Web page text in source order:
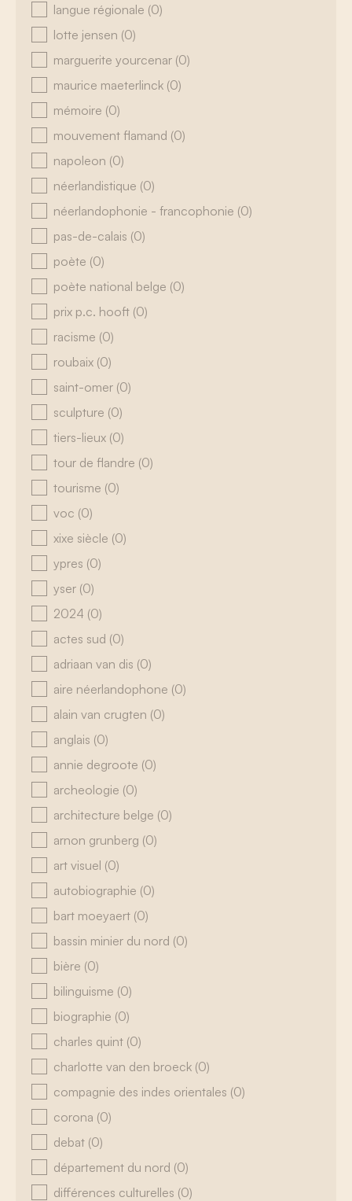
langue régionale (0)
lotte jensen (0)
marguerite yourcenar (0)
maurice maeterlinck (0)
mémoire (0)
mouvement flamand (0)
napoleon (0)
néerlandistique (0)
néerlandophonie - francophonie (0)
pas-de-calais (0)
poète (0)
poète national belge (0)
prix p.c. hooft (0)
racisme (0)
roubaix (0)
saint-omer (0)
sculpture (0)
tiers-lieux (0)
tour de flandre (0)
tourisme (0)
voc (0)
xixe siècle (0)
ypres (0)
yser (0)
2024 (0)
actes sud (0)
adriaan van dis (0)
aire néerlandophone (0)
alain van crugten (0)
anglais (0)
annie degroote (0)
archeologie (0)
architecture belge (0)
arnon grunberg (0)
art visuel (0)
autobiographie (0)
bart moeyaert (0)
bassin minier du nord (0)
bière (0)
bilinguisme (0)
biographie (0)
charles quint (0)
charlotte van den broeck (0)
compagnie des indes orientales (0)
corona (0)
debat (0)
département du nord (0)
différences culturelles (0)